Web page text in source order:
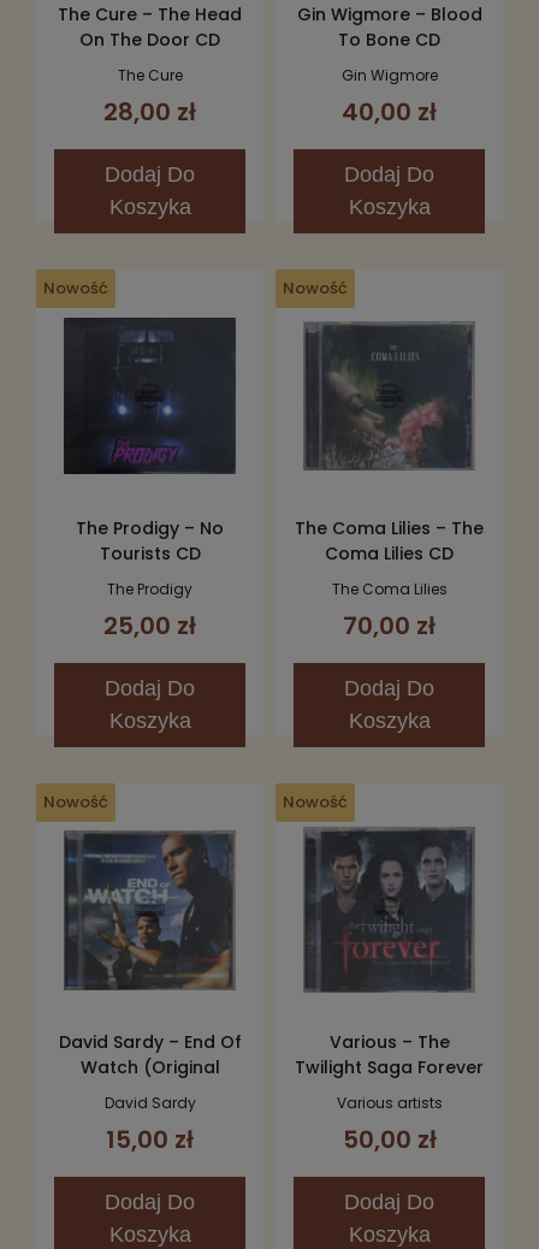
The Cure – The Head
On The Door CD
The Cure
28,00 zł
Dodaj Do
Koszyka
Gin Wigmore – Blood
To Bone CD
Gin Wigmore
40,00 zł
Dodaj Do
Koszyka
Nowość
The Prodigy – No
Tourists CD
The Prodigy
25,00 zł
Dodaj Do
Koszyka
Nowość
The Coma Lilies – The
Coma Lilies CD
The Coma Lilies
70,00 zł
Dodaj Do
Koszyka
Nowość
David Sardy – End Of
Watch (Original
Motion Picture
Soundtrack) CD
David Sardy
15,00 zł
Dodaj Do
Koszyka
Nowość
Various – The
Twilight Saga Forever
(Love Songs From
2CD
Various artists
50,00 zł
Dodaj Do
Koszyka